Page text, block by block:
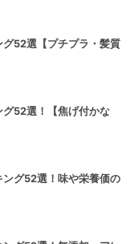
52選【プチプラ・髪質
グ52選！【焦げ付かな
グ52選！味や栄養価の